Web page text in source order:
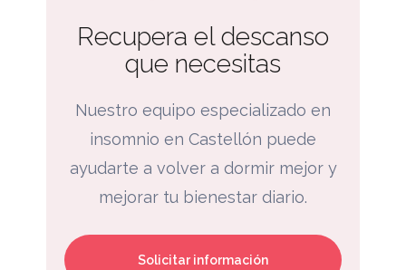
Recupera el descanso
que necesitas
Nuestro equipo especializado en
insomnio en Castellón puede
ayudarte a volver a dormir mejor y
mejorar tu bienestar diario.
Solicitar información